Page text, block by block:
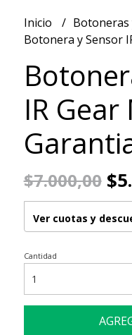
Inicio
Botoneras
Botonera y Sensor
IR
$7.000,00
Ver cuotas y
Cantidad